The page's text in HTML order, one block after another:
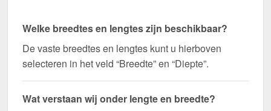
Welke breedtes en lengtes zijn beschikbaar?
De vaste breedtes en lengtes kunt u hierboven
selecteren in het veld “Breedte” en “Diepte”.
Wat verstaan wij onder lengte en breedte?